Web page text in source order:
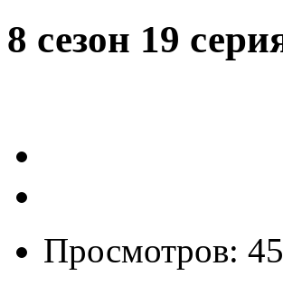
8 сезон 19
Просмотров: